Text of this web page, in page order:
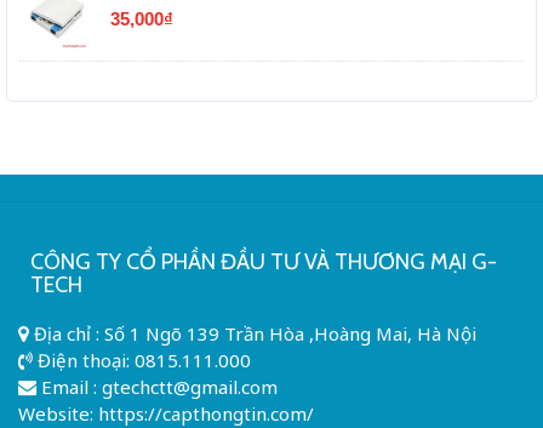
35,000₫
CÔNG TY CỔ PHẦN ĐẦU TƯ VÀ THƯƠNG MẠI G-
TECH
Địa chỉ : Số 1 Ngõ 139 Trần Hòa ,Hoàng Mai, Hà Nội
Điện thoại: 0815.111.000
Email : gtechctt@gmail.com
Website: https://capthongtin.com/